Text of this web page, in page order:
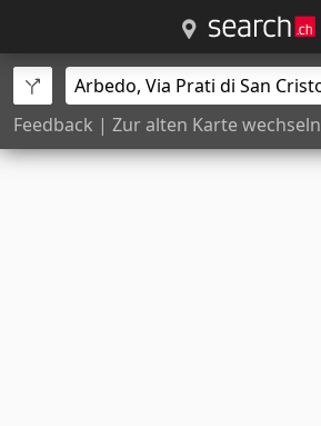
Feedback | Zur alten Karte wechseln